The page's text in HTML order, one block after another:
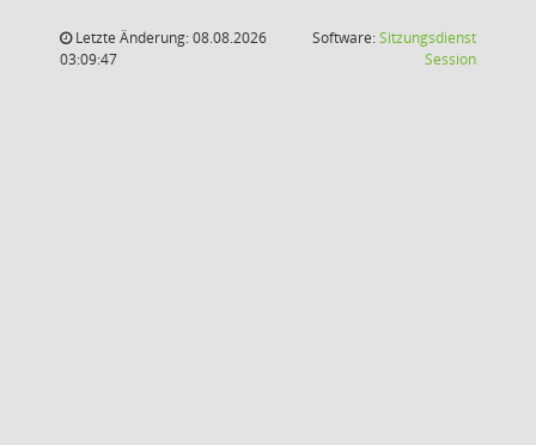
Letzte Änderung: 08.08.2026
03:09:47
Software:Sitzungsdienst
Session(Wird in